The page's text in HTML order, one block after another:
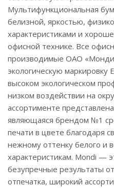
Мультифункциональная
белизной, яркостью,
характеристиками и
офисной технике. Все
производимые ОАО
экологическую маркировку
высоком экологическом
низком воздействии на
ассортименте
являющаяся брендом №1
печати в цвете благодаря
нежному оттенку белого и
характеристикам. Mondi —
безупречные результаты
отпечатка, широкий